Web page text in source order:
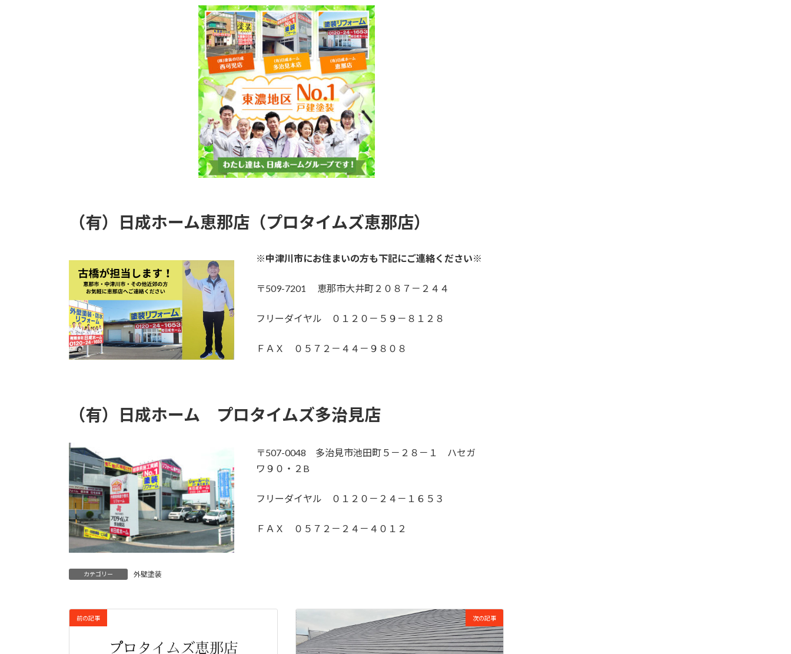
（有）日成ホーム恵那店 （プロタイムズ恵那店）
※中津川市にお住まいの方も下記にご連絡ください※
〒509-7201 恵那市大井町２０８７－２４４
フリーダイヤル ０１２０－５９－８１２８
ＦＡＸ ０５７２－４４－９８０８
（有）日成ホーム プロタイムズ多治見店
〒507-0048 多治見市池田町５－２８－１ ハセガ
ワ９０・２B
フリーダイヤル ０１２０－２４－１６５３
ＦＡＸ ０５７２－２４－４０１２
カテゴリー 外壁塗装
前の記事 次の記事